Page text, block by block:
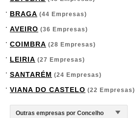
BRAGA (44 Empresas)
AVEIRO (36 Empresas)
COIMBRA (28 Empresas)
LEIRIA (27 Empresas)
SANTARÉM (24 Empresas)
VIANA DO CASTELO (22 Empresas)